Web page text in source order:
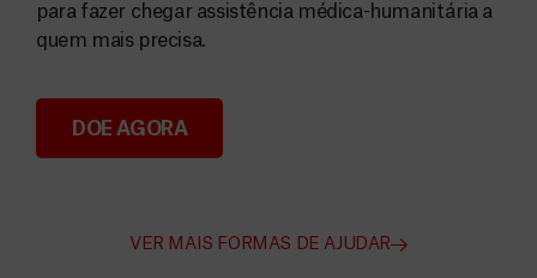
Angarie Fundos para a MSF
para fazer chegar assistência médica-humanitária a
quem mais precisa.
DOE AGORA
VER MAIS FORMAS DE AJUDAR